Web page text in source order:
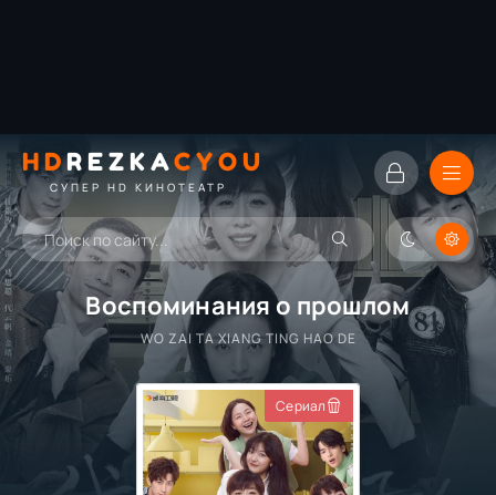
HDREZKACYOU
СУПЕР HD КИНОТЕАТР
Воспоминания о прошлом
WO ZAI TA XIANG TING HAO DE
Сериал